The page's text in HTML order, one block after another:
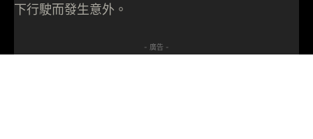
下行駛而發生意外。
- 廣告 -